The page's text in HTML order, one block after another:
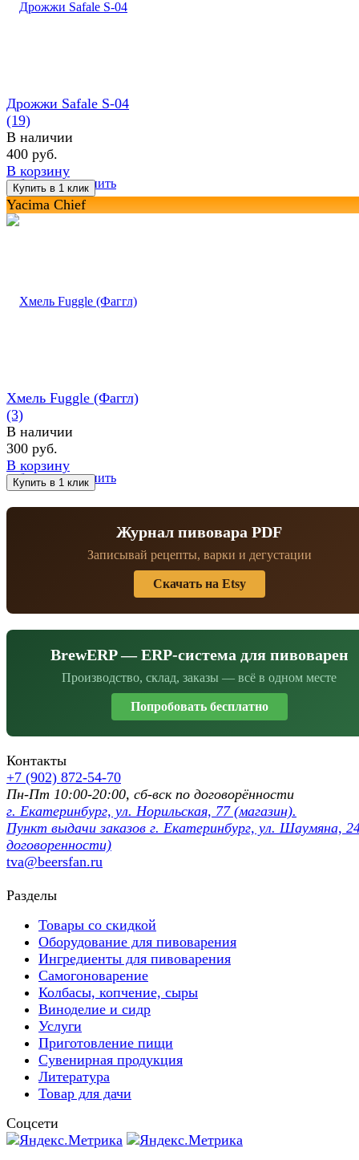
избранное сравнить
Дрожжи Safale S-04
(19)
В наличии
400 руб.
В корзину
Yacima Chief
избранное сравнить
Хмель Fuggle (Фаггл)
(3)
В наличии
300 руб.
В корзину
Журнал пивовара PDF
Записывай рецепты, варки и дегустации
Скачать на Etsy
BrewERP — ERP-система для пивоварен
Производство, склад, заказы — всё в одном месте
Попробовать бесплатно
Контакты
+7 (902) 872-54-70
Пн-Пт 10:00-20:00, сб-вск по договорённости
г. Екатеринбург, ул. Норильская, 77 (магазин).
Пункт выдачи заказов г. Екатеринбург, ул. Шаумяна,
договоренности)
tva@beersfan.ru
Разделы
Товары со скидкой
Оборудование для пивоварения
Ингредиенты для пивоварения
Самогоноварение
Колбасы, копчение, сыры
Виноделие и сидр
Услуги
Приготовление пищи
Сувенирная продукция
Литература
Товар для дачи
Соцсети